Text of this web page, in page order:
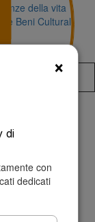
della vita
e Beni Culturali
×
di
con
dedicati